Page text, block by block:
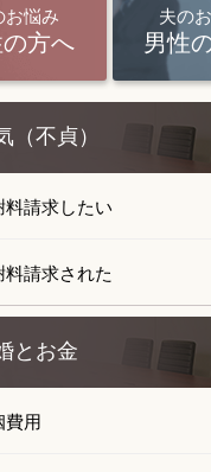
お悩み
方へ
夫の
男性
（不貞）
料請求したい
料請求された
とお金
費用